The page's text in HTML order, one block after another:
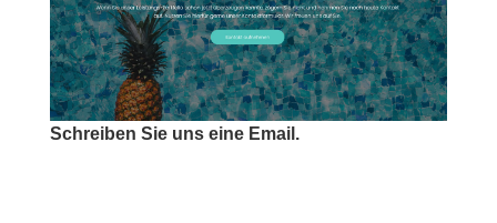
Schreiben Sie uns eine Email.